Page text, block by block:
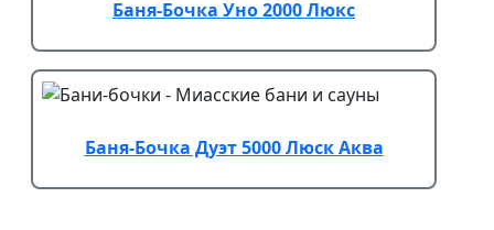
Баня-Бочка Уно 2000 Люкс
Баня-Бочка Дуэт 5000 Люск Аква